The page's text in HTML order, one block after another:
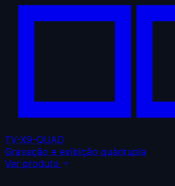
TV-X9-QUAD
Gravação e exibição quádrupla
Ver produto